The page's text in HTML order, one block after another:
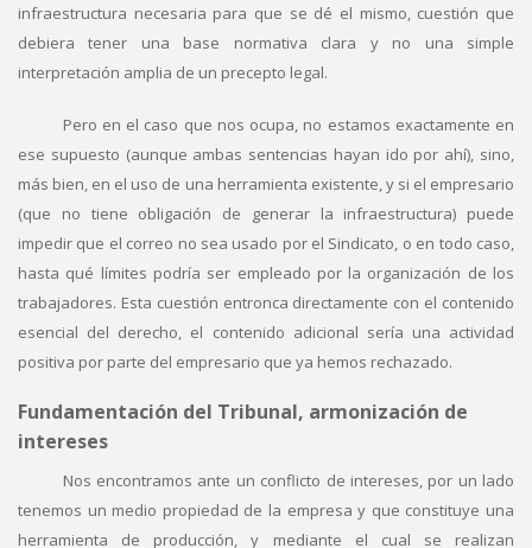
infraestructura necesaria para que se dé el mismo, cuestión que
debiera tener una base normativa clara y no una simple
interpretación amplia de un precepto legal.
Pero en el caso que nos ocupa, no estamos exactamente en
ese supuesto (aunque ambas sentencias hayan ido por ahí), sino,
más bien, en el uso de una herramienta existente, y si el empresario
(que no tiene obligación de generar la infraestructura) puede
impedir que el correo no sea usado por el Sindicato, o en todo caso,
hasta qué límites podría ser empleado por la organización de los
trabajadores. Esta cuestión entronca directamente con el contenido
esencial del derecho, el contenido adicional sería una actividad
positiva por parte del empresario que ya hemos rechazado.
Fundamentación del Tribunal, armonización de
intereses
Nos encontramos ante un conflicto de intereses, por un lado
tenemos un medio propiedad de la empresa y que constituye una
herramienta de producción, y mediante el cual se realizan